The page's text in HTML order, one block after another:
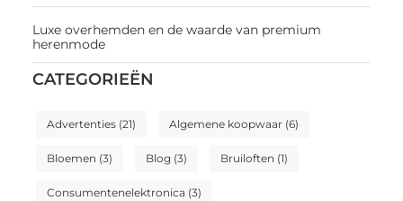
Luxe overhemden en de waarde van premium
herenmode
CATEGORIEËN
Advertenties(21) Algemene koopwaar(6)
Bloemen (3) Blog (3) Bruiloften (1)
Consumentenelektronica (3)